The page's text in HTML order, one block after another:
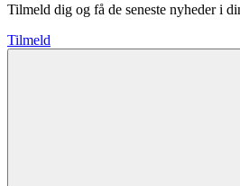
Tilmeld dig og få de seneste nyheder i
Tilmeld